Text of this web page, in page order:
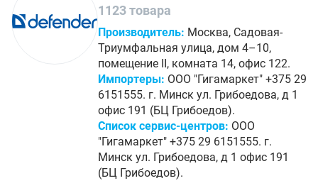
1123 товара
Производитель: Москва, Садовая-
Триумфальная улица, дом 4–10,
помещение II, комната 14, офис 122.
Импортеры: ООО "Гигамаркет" +375 29
6151555. г. Минск ул. Грибоедова, д 1
офис 191 (БЦ Грибоедов).
Список сервис-центров: ООО
"Гигамаркет" +375 29 6151555. г.
Минск ул. Грибоедова, д 1 офис 191
(БЦ Грибоедов).